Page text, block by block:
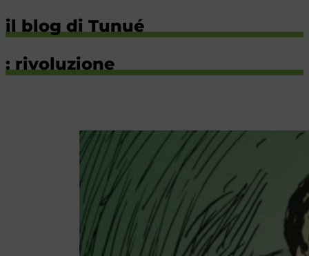
il blog di Tunué
: rivoluzione